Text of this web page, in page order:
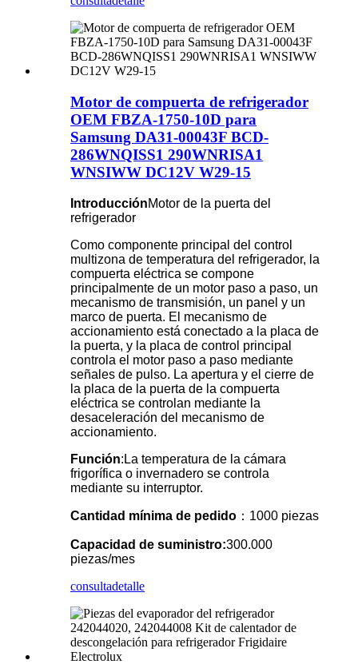
Motor de compuerta de refrigerador
OEM FBZA-1750-10D para
Samsung DA31-00043F BCD-
286WNQISS1 290WNRISA1
WNSIWW DC12V W29-15
IntroducciónMotor de la puerta del
refrigerador
Como componente principal del control
multizona de temperatura del refrigerador, la
compuerta eléctrica se compone
principalmente de un motor paso a paso, un
mecanismo de transmisión, un panel y un
marco de puerta. El mecanismo de
accionamiento está conectado a la placa de
la puerta, y la placa de control principal
controla el motor paso a paso mediante
señales de pulso. La apertura y el cierre de
la placa de la puerta de la compuerta
eléctrica se controlan mediante la
desaceleración del mecanismo de
accionamiento.
Función:La temperatura de la cámara
frigorífica o invernadero se controla
mediante su interruptor.
Cantidad mínima de pedido ：1000 piezas
Capacidad de suministro:300.000
piezas/mes
consultadetalle